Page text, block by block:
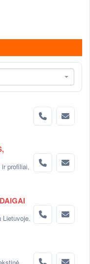
profiliai,
Lietuvoje.